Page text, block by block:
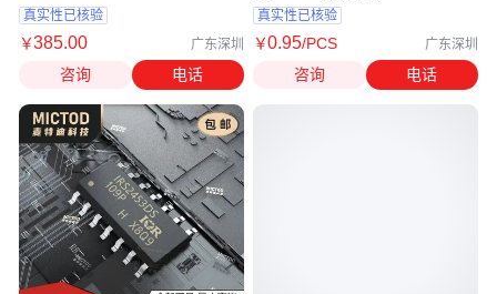
真实性已核验
￥385.00 广东深圳
咨询 电话
真实性已核验
￥0.95/PCS 广东深圳
咨询 电话